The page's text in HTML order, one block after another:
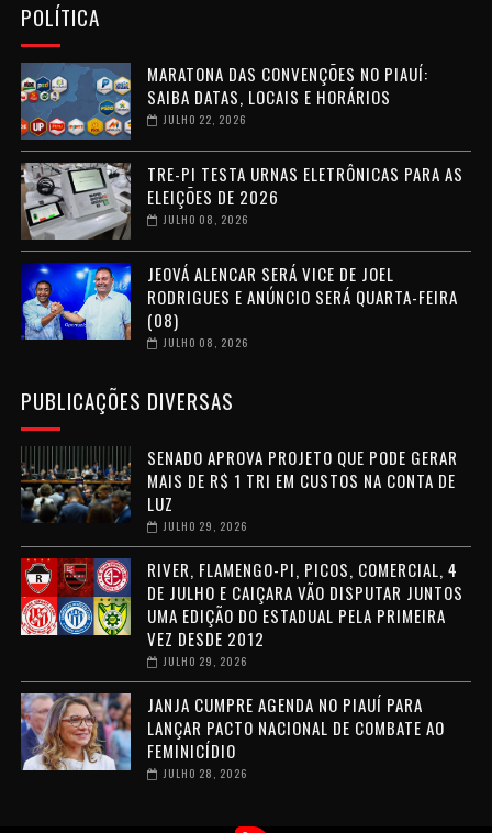
POLÍTICA
MARATONA DAS CONVENÇÕES NO PIAUÍ:
SAIBA DATAS, LOCAIS E HORÁRIOS
JULHO 22, 2026
TRE-PI TESTA URNAS ELETRÔNICAS PARA AS
ELEIÇÕES DE 2026
JULHO 08, 2026
JEOVÁ ALENCAR SERÁ VICE DE JOEL
RODRIGUES E ANÚNCIO SERÁ QUARTA-FEIRA
(08)
JULHO 08, 2026
PUBLICAÇÕES DIVERSAS
SENADO APROVA PROJETO QUE PODE GERAR
MAIS DE R$ 1 TRI EM CUSTOS NA CONTA DE
LUZ
JULHO 29, 2026
RIVER, FLAMENGO-PI, PICOS, COMERCIAL, 4
DE JULHO E CAIÇARA VÃO DISPUTAR JUNTOS
UMA EDIÇÃO DO ESTADUAL PELA PRIMEIRA
VEZ DESDE 2012
JULHO 29, 2026
JANJA CUMPRE AGENDA NO PIAUÍ PARA
LANÇAR PACTO NACIONAL DE COMBATE AO
FEMINICÍDIO
JULHO 28, 2026